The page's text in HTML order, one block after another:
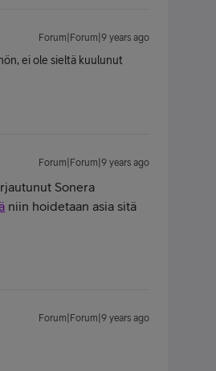
Forum|Forum|9 years ago
ei ole sieltä kuulunut
Forum|Forum|9 years ago
Sonera
niin hoidetaan asia sitä
Forum|Forum|9 years ago